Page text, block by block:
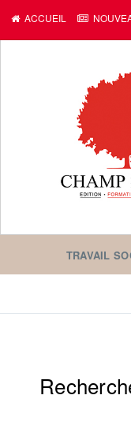
ACCUEIL
TRAVAIL